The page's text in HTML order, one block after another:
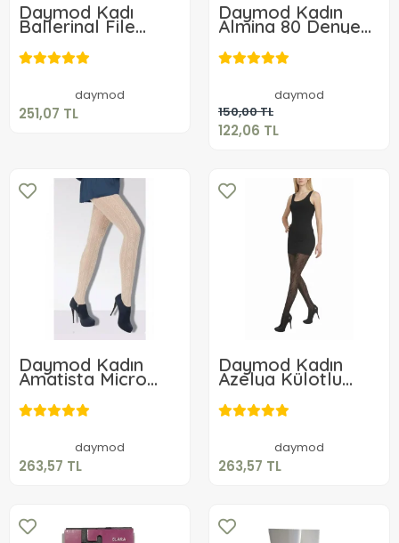
Daymod Kadı
Ballerinal File
Desenli Külotlu
daymod
251,07 TL
251,07 TL
Daymod Kadın
Almina 80 Denye
Dizaltı Çorap
daymod
150,00 TL
122,06 TL
122,06 TL
Sepete Ekle
Daymod Kadın
Amatista Micro
File Desenli
Külotlu Çorap
daymod
263,57 TL
263,57 TL
Daymod Kadın
Azelya Külotlu
Çorap
daymod
263,57 TL
263,57 TL